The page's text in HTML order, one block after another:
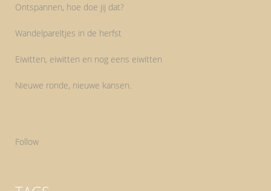
Ontspannen, hoe doe jij dat?
Wandelpareltjes in de herfst
Eiwitten, eiwitten en nog eens eiwitten
Nieuwe ronde, nieuwe kansen.
Follow